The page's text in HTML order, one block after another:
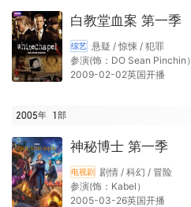
白教堂血案 第一季
综艺 悬疑 / 惊悚 / 犯罪
参演(饰：DO Sean Pinchin）
2009-02-02英国开播
2005年 1部
神秘博士 第一季
电视剧 剧情 / 科幻 / 冒险
参演(饰：Kabel）
2005-03-26英国开播